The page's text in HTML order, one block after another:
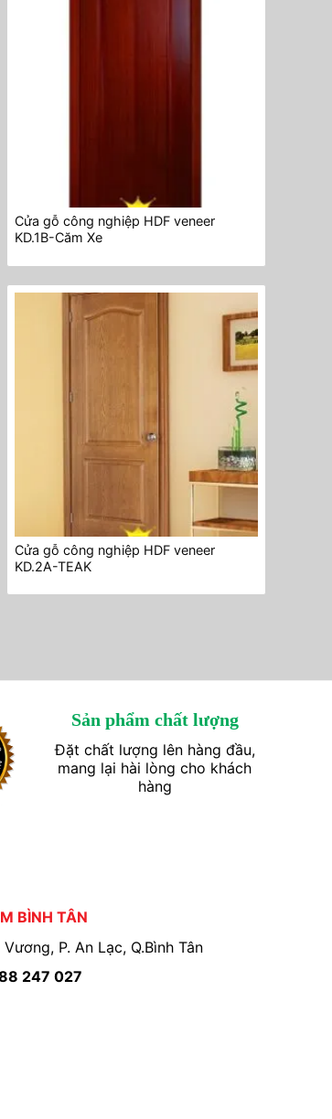
Cửa gỗ công nghiệp HDF veneer
KD.1B-Căm Xe
Cửa gỗ công nghiệp HDF veneer
KD.2A-TEAK
Sản phẩm chất lượng
Đặt chất lượng lên hàng đầu,
mang lại hài lòng cho khách
hàng
BÌNH TÂN
P. An Lạc, Q.Bình Tân
247 027